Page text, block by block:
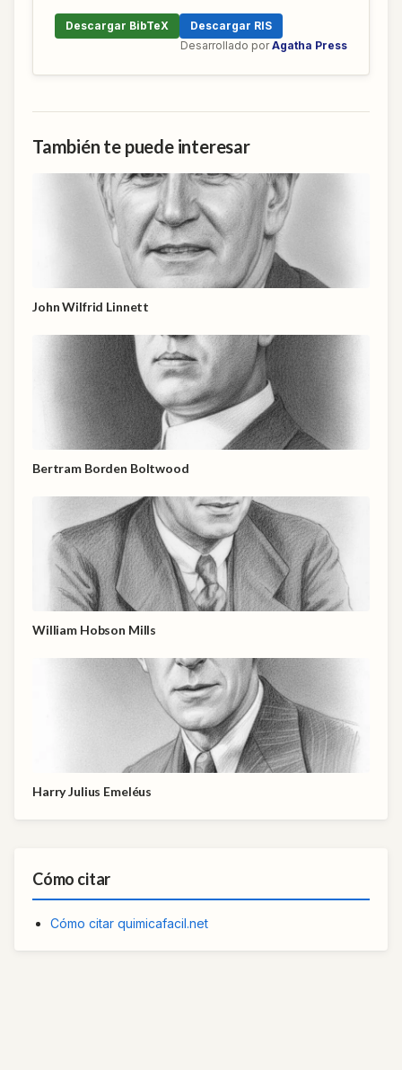
Descargar BibTeX
Descargar RIS
Desarrollado por Agatha Press
También te puede interesar
John Wilfrid Linnett
Bertram Borden Boltwood
William Hobson Mills
Harry Julius Emeléus
Cómo citar
Cómo citar quimicafacil.net